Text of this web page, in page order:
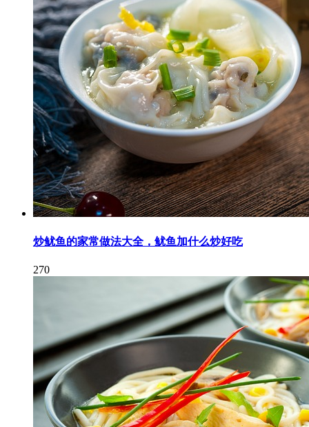
炒鱿鱼的家常做法大全，鱿鱼加什么炒好吃
270